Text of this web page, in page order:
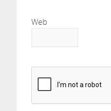
Web